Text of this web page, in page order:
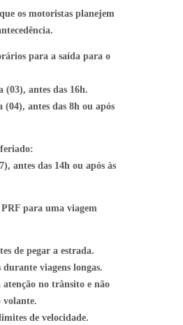
os motoristas planejem
para a saída para o
(03), antes das 16h.
antes das 8h ou após
antes das 14h ou após às
para uma viagem
de pegar a estrada.
durante viagens longas.
no trânsito e não
volante.
de velocidade.